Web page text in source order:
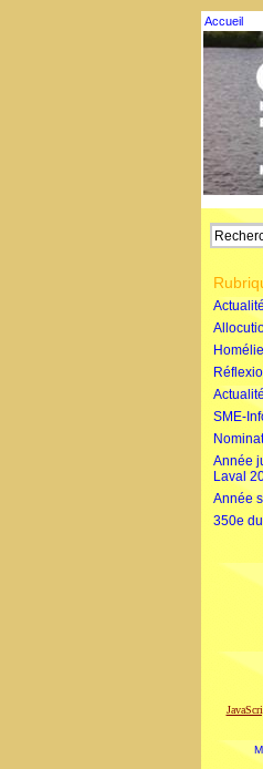
Accueil
SME-
Année
Laval
Année
350e